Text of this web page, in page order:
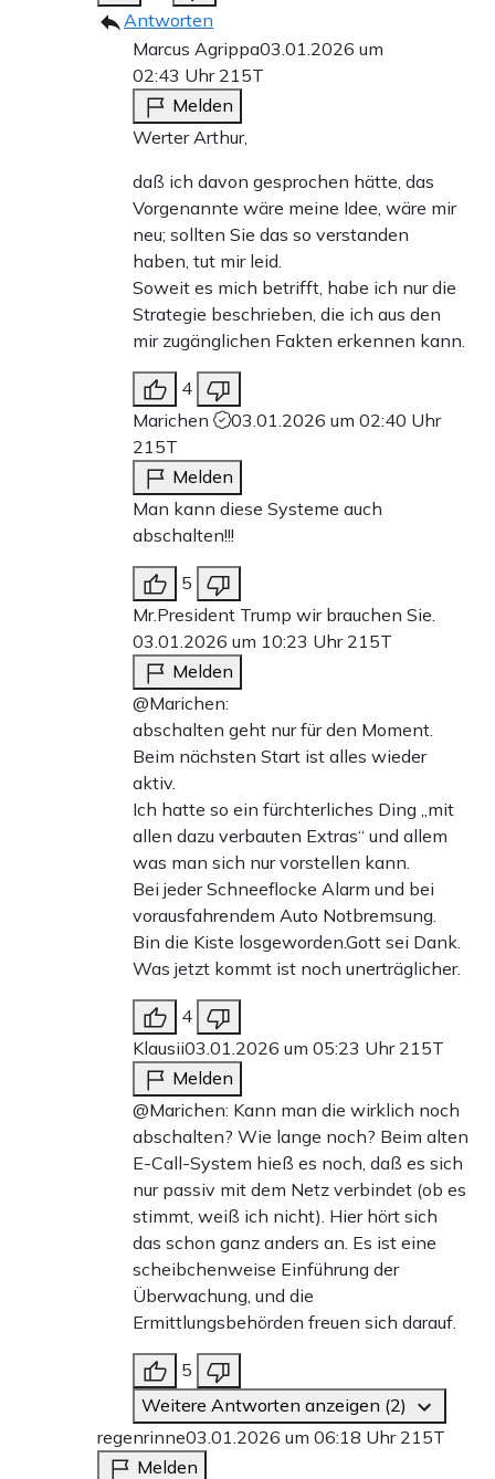
Antworten
Marcus Agrippa03.01.2026 um
02:43 Uhr 215T
Melden
Werter Arthur,
daß ich davon gesprochen hätte, das
Vorgenannte wäre meine Idee, wäre mir
neu; sollten Sie das so verstanden
haben, tut mir leid.
Soweit es mich betrifft, habe ich nur die
Strategie beschrieben, die ich aus den
mir zugänglichen Fakten erkennen kann.
4
Marichen
03.01.2026 um 02:40 Uhr
215T
Melden
Man kann diese Systeme auch
abschalten!!!
5
Mr.President Trump wir brauchen Sie.
03.01.2026 um 10:23 Uhr 215T
Melden
@Marichen:
abschalten geht nur für den Moment.
Beim nächsten Start ist alles wieder
aktiv.
Ich hatte so ein fürchterliches Ding „mit
allen dazu verbauten Extras“ und allem
was man sich nur vorstellen kann.
Bei jeder Schneeflocke Alarm und bei
vorausfahrendem Auto Notbremsung.
Bin die Kiste losgeworden.Gott sei Dank.
Was jetzt kommt ist noch unerträglicher.
4
Klausii03.01.2026 um 05:23 Uhr 215T
Melden
@Marichen: Kann man die wirklich noch
abschalten? Wie lange noch? Beim alten
E-Call-System hieß es noch, daß es sich
nur passiv mit dem Netz verbindet (ob es
stimmt, weiß ich nicht). Hier hört sich
das schon ganz anders an. Es ist eine
scheibchenweise Einführung der
Überwachung, und die
Ermittlungsbehörden freuen sich darauf.
5
Weitere Antworten anzeigen (2)
regenrinne03.01.2026 um 06:18 Uhr 215T
Melden